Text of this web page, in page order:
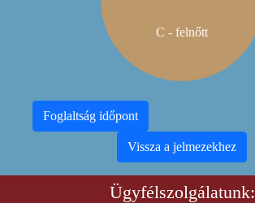
C - felnőtt
Foglaltság időpont
Vissza a jelmezekhez
Ügyfélszolgálatunk: